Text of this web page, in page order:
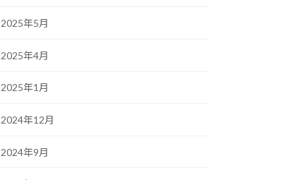
2025年5月
2025年4月
2025年1月
2024年12月
2024年9月